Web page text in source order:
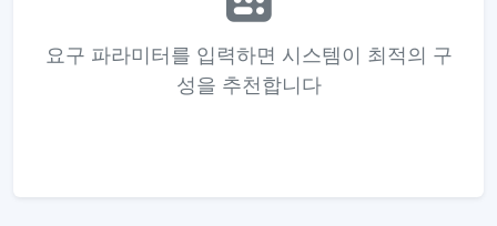
요구 파라미터를 입력하면 시스템이 최적의 구
성을 추천합니다